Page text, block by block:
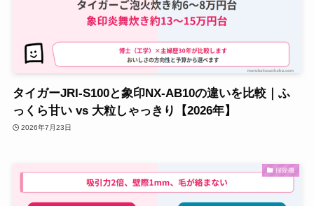
タイガーJRI-S100と象印NX-AB10の違いを比較｜ふ
っくら甘い vs 大粒しゃっきり【2026年】
2026年7月23日
掃除機